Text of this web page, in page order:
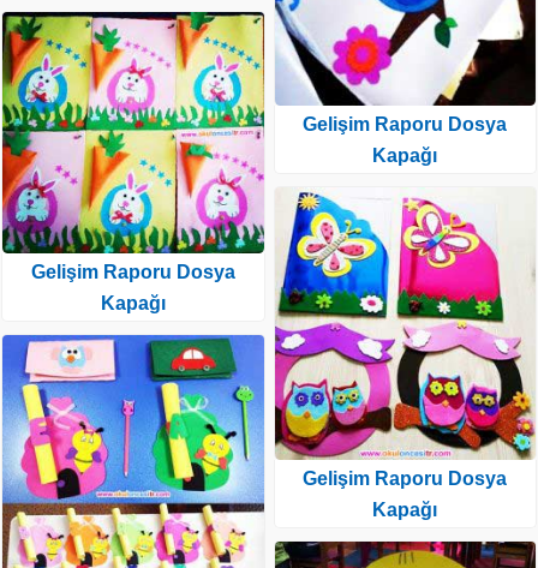
Gelişim Raporu Dosya
Kapağı
Gelişim Raporu Dosya
Kapağı
Gelişim Raporu Dosya
Kapağı